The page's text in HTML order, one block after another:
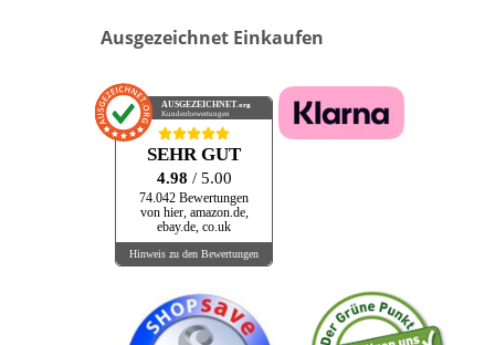
Ausgezeichnet Einkaufen
AUSGEZEICHNET .org
Kundenbewertungen
SEHR GUT
4.98 / 5.00
74.042 Bewertungen
von hier, amazon.de,
ebay.de, co.uk
Hinweis zu den Bewertungen